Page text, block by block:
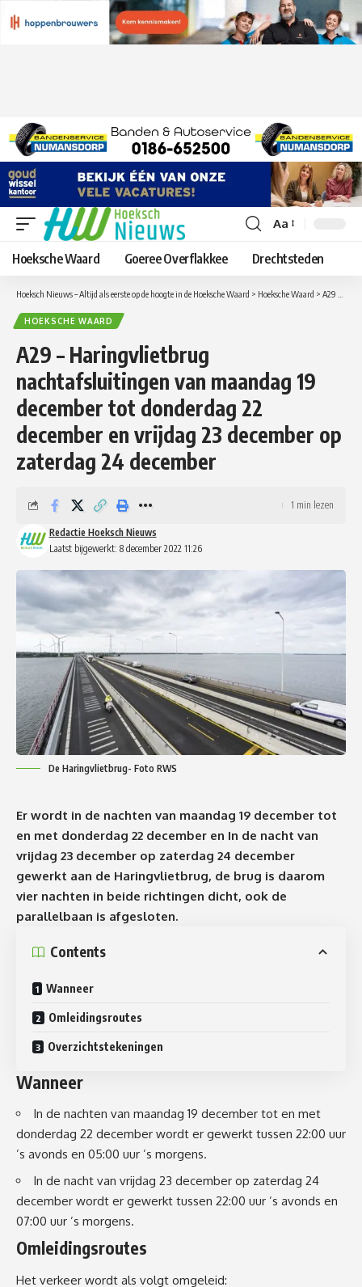
Lettergrootte
aanpassen
Aa
Hoeksche Waard Goeree Overflakkee Drechtsteden
Hoeksch Nieuws – Altijd als eerste op de hoogte in de Hoeksche Waard > Hoeksche Waard > A29 – Haringvlietbrug nachtafsluitingen van maandag 19 december tot donderdag 22 december en vrijdag 23 december op zaterdag 24 december
HOEKSCHE WAARD
A29 – Haringvlietbrug
nachtafsluitingen van maandag 19
december tot donderdag 22
december en vrijdag 23 december op
zaterdag 24 december
Laatst bijgewerkt: 8 december 2022 11:26
Redactie Hoeksch Nieuws
1 min lezen
De Haringvlietbrug- Foto RWS
Er wordt in de nachten van maandag 19 december tot
en met donderdag 22 december en In de nacht van
vrijdag 23 december op zaterdag 24 december
gewerkt aan de Haringvlietbrug, de brug is daarom
vier nachten in beide richtingen dicht, ook de
parallelbaan is afgesloten.
Contents
Wanneer
Omleidingsroutes
Overzichtstekeningen
Wanneer
In de nachten van maandag 19 december tot en met
donderdag 22 december wordt er gewerkt tussen 22:00 uur
’s avonds en 05:00 uur ’s morgens.
In de nacht van vrijdag 23 december op zaterdag 24
december wordt er gewerkt tussen 22:00 uur ’s avonds en
07:00 uur ’s morgens.
Omleidingsroutes
Het verkeer wordt als volgt omgeleid: